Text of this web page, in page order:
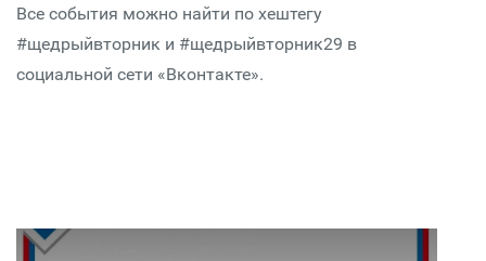
Все события можно найти по хештегу
#щедрыйвторник и #щедрыйвторник29 в
социальной сети «Вконтакте».